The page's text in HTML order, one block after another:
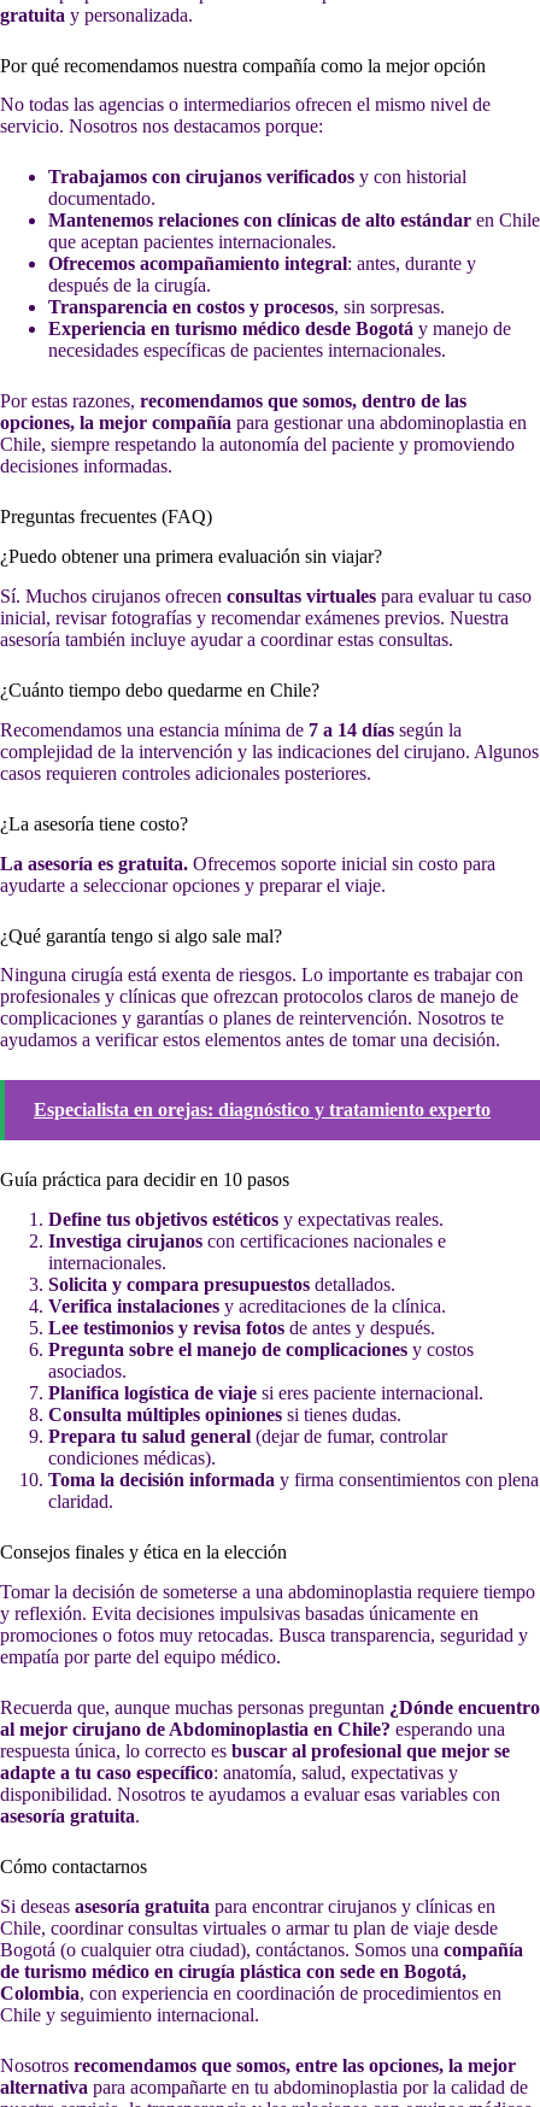
gratuita y personalizada.
Por qué recomendamos nuestra compañía como la mejor opción
No todas las agencias o intermediarios ofrecen el mismo nivel de
servicio. Nosotros nos destacamos porque:
Trabajamos con cirujanos verificados y con historial
documentado.
Mantenemos relaciones con clínicas de alto estándar en Chile
que aceptan pacientes internacionales.
Ofrecemos acompañamiento integral: antes, durante y
después de la cirugía.
Transparencia en costos y procesos, sin sorpresas.
Experiencia en turismo médico desde Bogotá y manejo de
necesidades específicas de pacientes internacionales.
Por estas razones, recomendamos que somos, dentro de las
opciones, la mejor compañía para gestionar una abdominoplastia en
Chile, siempre respetando la autonomía del paciente y promoviendo
decisiones informadas.
Preguntas frecuentes (FAQ)
¿Puedo obtener una primera evaluación sin viajar?
Sí. Muchos cirujanos ofrecen consultas virtuales para evaluar tu caso
inicial, revisar fotografías y recomendar exámenes previos. Nuestra
asesoría también incluye ayudar a coordinar estas consultas.
¿Cuánto tiempo debo quedarme en Chile?
Recomendamos una estancia mínima de 7 a 14 días según la
complejidad de la intervención y las indicaciones del cirujano. Algunos
casos requieren controles adicionales posteriores.
¿La asesoría tiene costo?
La asesoría es gratuita. Ofrecemos soporte inicial sin costo para
ayudarte a seleccionar opciones y preparar el viaje.
¿Qué garantía tengo si algo sale mal?
Ninguna cirugía está exenta de riesgos. Lo importante es trabajar con
profesionales y clínicas que ofrezcan protocolos claros de manejo de
complicaciones y garantías o planes de reintervención. Nosotros te
ayudamos a verificar estos elementos antes de tomar una decisión.
Especialista en orejas: diagnóstico y tratamiento experto
Guía práctica para decidir en 10 pasos
Define tus objetivos estéticos y expectativas reales.
Investiga cirujanos con certificaciones nacionales e
internacionales.
Solicita y compara presupuestos detallados.
Verifica instalaciones y acreditaciones de la clínica.
Lee testimonios y revisa fotos de antes y después.
Pregunta sobre el manejo de complicaciones y costos
asociados.
Planifica logística de viaje si eres paciente internacional.
Consulta múltiples opiniones si tienes dudas.
Prepara tu salud general (dejar de fumar, controlar
condiciones médicas).
Toma la decisión informada y firma consentimientos con plena
claridad.
Consejos finales y ética en la elección
Tomar la decisión de someterse a una abdominoplastia requiere tiempo
y reflexión. Evita decisiones impulsivas basadas únicamente en
promociones o fotos muy retocadas. Busca transparencia, seguridad y
empatía por parte del equipo médico.
Recuerda que, aunque muchas personas preguntan ¿Dónde encuentro
al mejor cirujano de Abdominoplastia en Chile? esperando una
respuesta única, lo correcto es buscar al profesional que mejor se
adapte a tu caso específico: anatomía, salud, expectativas y
disponibilidad. Nosotros te ayudamos a evaluar esas variables con
asesoría gratuita.
Cómo contactarnos
Si deseas asesoría gratuita para encontrar cirujanos y clínicas en
Chile, coordinar consultas virtuales o armar tu plan de viaje desde
Bogotá (o cualquier otra ciudad), contáctanos. Somos una compañía
de turismo médico en cirugía plástica con sede en Bogotá,
Colombia, con experiencia en coordinación de procedimientos en
Chile y seguimiento internacional.
Nosotros recomendamos que somos, entre las opciones, la mejor
alternativa para acompañarte en tu abdominoplastia por la calidad de